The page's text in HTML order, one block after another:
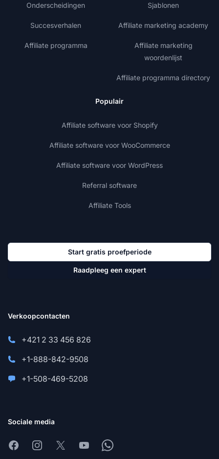
Onderscheidingen
Succesverhalen
Affiliate programma
Sjablonen
Affiliate marketing academy
Affiliate marketing
woordenlijst
Affiliate programma directory
Populair
Affiliate software voor Shopify
Affiliate software voor WooCommerce
Affiliate software voor WordPress
Referral software
Affiliate Tools
Start gratis proefperiode
Raadpleeg een expert
Verkoopcontacten
+421 2 33 456 826
+1-888-842-9508
+1-508-469-5208
Sociale media
FacebookInstagram
X YoutubeWhatsapp